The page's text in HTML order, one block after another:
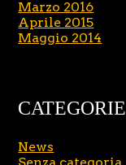
Marzo 2016
Aprile 2015
Maggio 2014
CATEGORIE
News